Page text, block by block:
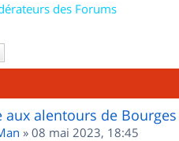
des Forums
aux alentours de Bourges
» 08 mai 2023, 18:45